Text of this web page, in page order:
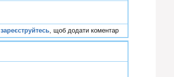
зареєструйтесь , щоб додати коментар